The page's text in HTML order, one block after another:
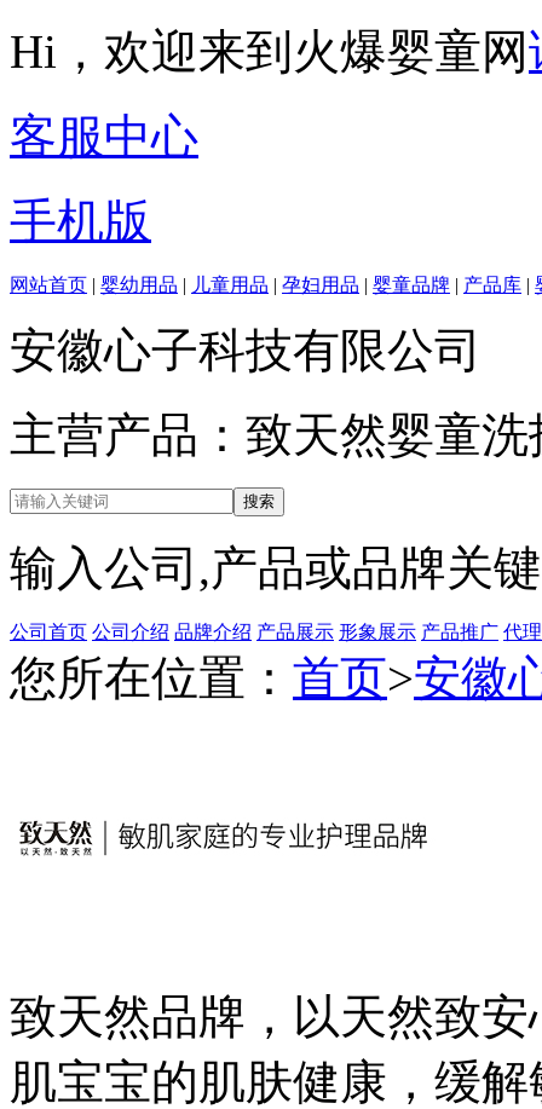
Hi，欢迎来到火爆婴童网
客服中心
手机版
网站首页 | 婴幼用品 | 儿童用品 | 孕妇用品 | 婴童品牌 | 产品库 |
安徽心子科技有限公司
主营产品：致天然婴童洗
输入公司,产品或品牌关
公司首页 公司介绍 品牌介绍 产品展示 形象展示 产品推广 代
您所在位置： 首页>安徽
致天然品牌，以天然致
肌宝宝的肌肤健康，缓